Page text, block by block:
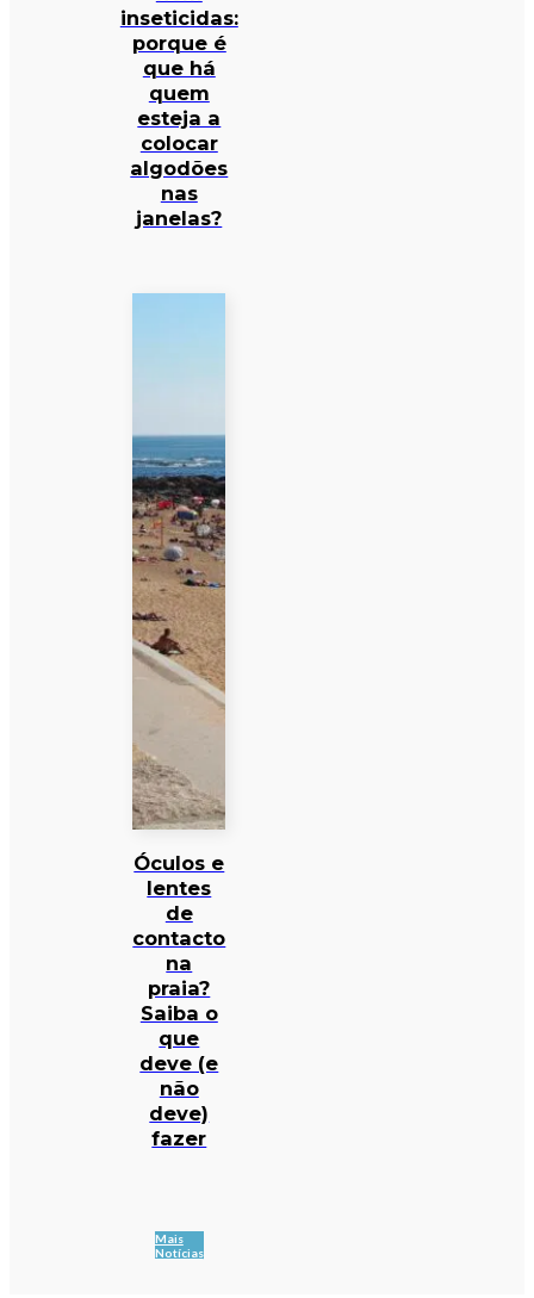
inseticidas:
porque é
que há
quem
esteja a
colocar
algodões
nas
janelas?
Óculos e
lentes
de
contacto
na
praia?
Saiba o
que
deve (e
não
deve)
fazer
Mais
Notícias